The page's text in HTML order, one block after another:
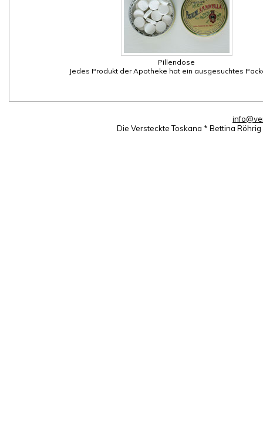
Pillendose
Jedes Produkt der Apotheke hat ein ausgesuchtes
Die Versteckte Toskana * Bettina